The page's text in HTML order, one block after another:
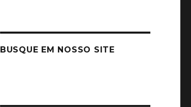
BUSQUE EM NOSSO SITE